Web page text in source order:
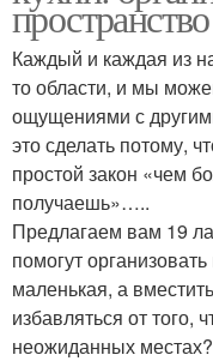
Каждый и каждая из
то области, и мы
ощущениями с
это сделать потому,
простой закон «чем
получаешь»…..
Предлагаем вам 19
помогут
маленькая, а
избавляться от того,
неожиданных местах?